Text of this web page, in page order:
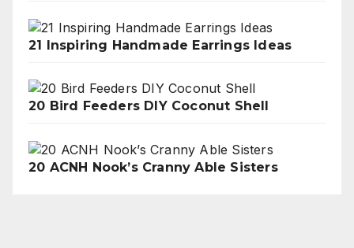
21 Inspiring Handmade Earrings Ideas
20 Bird Feeders DIY Coconut Shell
20 ACNH Nook’s Cranny Able Sisters